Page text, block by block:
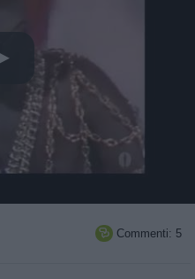
 Commenti: 5